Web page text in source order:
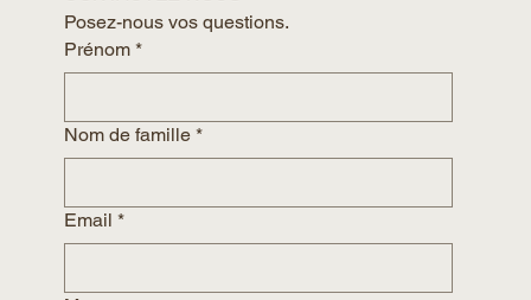
Prénom *
Nom de famille *
Email *